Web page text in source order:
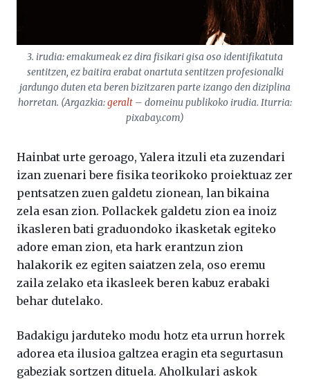
3. irudia: emakumeak ez dira fisikari gisa oso identifikatuta
sentitzen, ez baitira erabat onartuta sentitzen profesionalki
jardungo duten eta beren bizitzaren parte izango den diziplina
horretan. (Argazkia:geralt – domeinu publikoko irudia. Iturria:
pixabay.com)
Hainbat urte geroago, Yalera itzuli eta zuzendari
izan zuenari bere fisika teorikoko proiektuaz zer
pentsatzen zuen galdetu zionean, lan bikaina
zela esan zion. Pollackek galdetu zion ea inoiz
ikasleren bati graduondoko ikasketak egiteko
adore eman zion, eta hark erantzun zion
halakorik ez egiten saiatzen zela, oso eremu
zaila zelako eta ikasleek beren kabuz erabaki
behar dutelako.
Badakigu jarduteko modu hotz eta urrun horrek
adorea eta ilusioa galtzea eragin eta segurtasun
gabeziak sortzen dituela. Aholkulari askok